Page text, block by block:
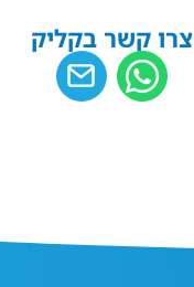
צרו קשר בקליק